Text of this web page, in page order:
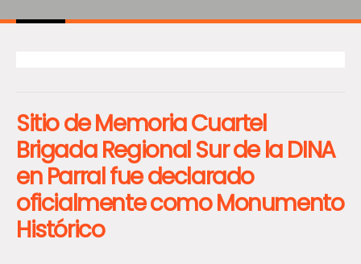
Sitio de Memoria Cuartel
Brigada Regional Sur de la DINA
en Parral fue declarado
oficialmente como Monumento
Histórico